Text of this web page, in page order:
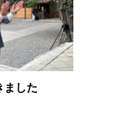
ました